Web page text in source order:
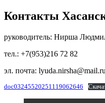
Контакты
руководитель: Нирша
тел.: +7(953)216 72 82
эл. почта: lyuda.nirsha@mail.ru
doc03245520251119062646